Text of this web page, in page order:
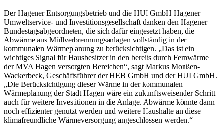
Der Hagener Entsorgungsbetrieb und die HUI GmbH Hagener
Umweltservice- und Investitionsgesellschaft danken den Hagener
Bundestagsabgeordneten, die sich dafür eingesetzt haben, die
Abwärme aus Müllverbrennungsanlagen vollständig in der
kommunalen Wärmeplanung zu berücksichtigen. „Das ist ein
wichtiges Signal für Hausbesitzer in den bereits durch Fernwärme
der MVA Hagen versorgten Bereichen“, sagt Markus Monßen-
Wackerbeck, Geschäftsführer der HEB GmbH und der HUI GmbH.
„Die Berücksichtigung dieser Wärme in der kommunalen
Wärmeplanung der Stadt Hagen wäre ein zukunftsweisender Schritt
auch für weitere Investitionen in die Anlage. Abwärme könnte dann
noch effizienter genutzt werden und weitere Haushalte an diese
klimafreundliche Wärmeversorgung angeschlossen werden.“